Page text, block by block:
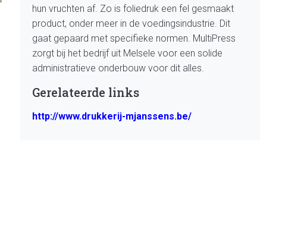
hun vruchten af. Zo is foliedruk een fel gesmaakt
product, onder meer in de voedingsindustrie. Dit
gaat gepaard met specifieke normen. MultiPress
zorgt bij het bedrijf uit Melsele voor een solide
administratieve onderbouw voor dit alles.
Gerelateerde links
http://www.drukkerij-mjanssens.be/